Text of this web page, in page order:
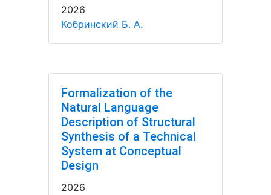
2026
Кобринский Б. А.
Formalization of the
Natural Language
Description of Structural
Synthesis of a Technical
System at Conceptual
Design
2026